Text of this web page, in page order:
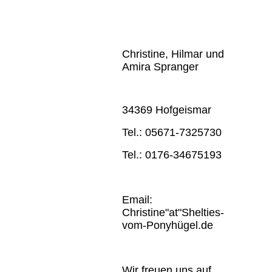
Christine, Hilmar und
Amira Spranger
34369 Hofgeismar
Tel.: 05671-7325730
Tel.: 0176-34675193
Email:
Christine"at"Shelties-
vom-Ponyhügel.de